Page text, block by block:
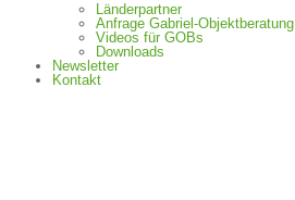
Länderpartner
Anfrage Gabriel-Objektberatung
Videos für GOBs
Downloads
Newsletter
Kontakt